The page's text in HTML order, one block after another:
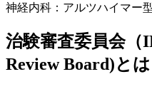
神経内科：アルツハイマー
治験審査委員会（
Review Board)とは